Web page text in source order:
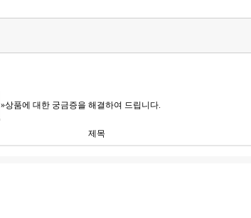
»상품에 대한 궁금증을 해결하여 드립니다.
제목